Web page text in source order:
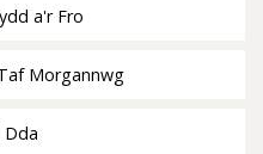
a'r Fro
Morgannwg
Dda